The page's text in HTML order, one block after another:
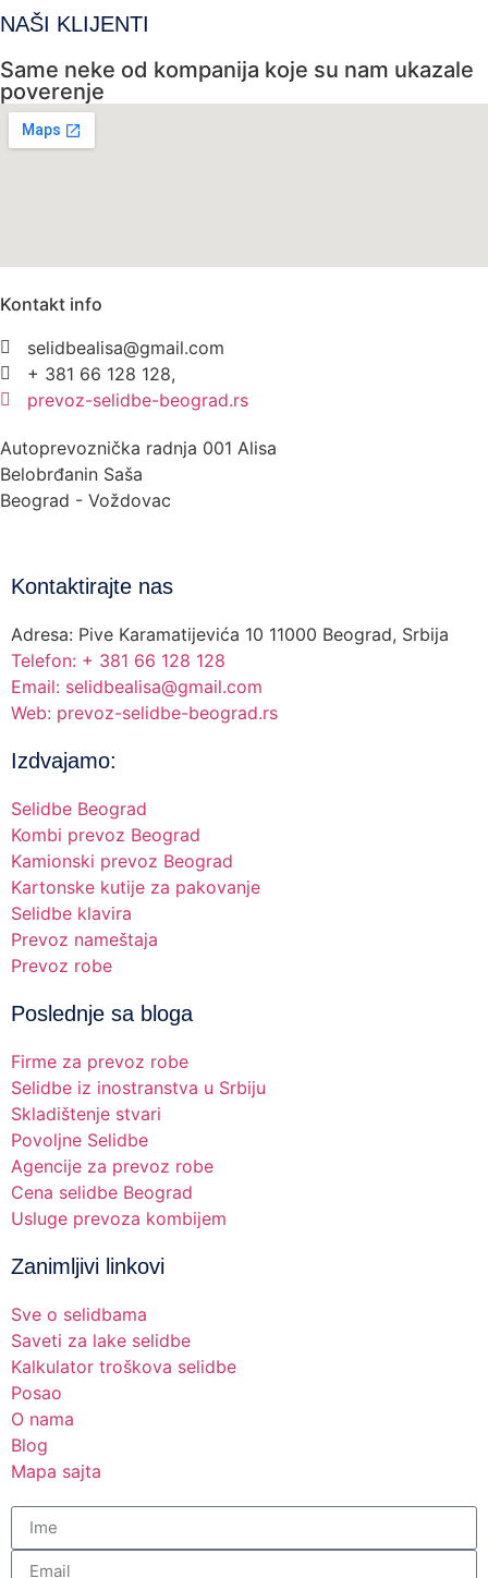
NAŠI KLIJENTI
Same neke od kompanija koje su nam ukazale
poverenje
Kontakt info
selidbealisa@gmail.com
+ 381 66 128 128,
prevoz-selidbe-beograd.rs
Autoprevoznička radnja 001 Alisa
Belobrđanin Saša
Beograd - Voždovac
Kontaktirajte nas
Adresa: Pive Karamatijevića 10 11000 Beograd, Srbija
Telefon: + 381 66 128 128
Email: selidbealisa@gmail.com
Web: prevoz-selidbe-beograd.rs
Izdvajamo:
Selidbe Beograd
Kombi prevoz Beograd
Kamionski prevoz Beograd
Kartonske kutije za pakovanje
Selidbe klavira
Prevoz nameštaja
Prevoz robe
Poslednje sa bloga
Firme za prevoz robe
Selidbe iz inostranstva u Srbiju
Skladištenje stvari
Povoljne Selidbe
Agencije za prevoz robe
Cena selidbe Beograd
Usluge prevoza kombijem
Zanimljivi linkovi
Sve o selidbama
Saveti za lake selidbe
Kalkulator troškova selidbe
Posao
O nama
Blog
Mapa sajta